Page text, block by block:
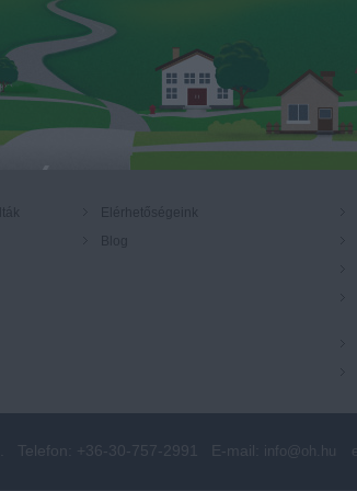
Telefon: +36-30-757-2991 E-mail: info@oh.hu